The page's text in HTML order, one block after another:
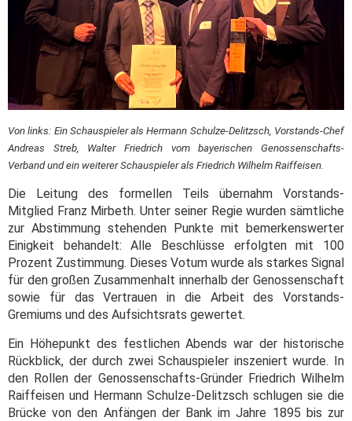
Von links: Ein Schauspieler als Hermann Schulze-Delitzsch, Vorstands-Chef
Andreas Streb, Walter Friedrich vom bayerischen Genossenschafts-
Verband und ein weiterer Schauspieler als Friedrich Wilhelm Raiffeisen.
Die Leitung des formellen Teils übernahm Vorstands-
Mitglied Franz Mirbeth. Unter seiner Regie wurden sämtliche
zur Abstimmung stehenden Punkte mit bemerkenswerter
Einigkeit behandelt: Alle Beschlüsse erfolgten mit 100
Prozent Zustimmung. Dieses Votum wurde als starkes Signal
für den großen Zusammenhalt innerhalb der Genossenschaft
sowie für das Vertrauen in die Arbeit des Vorstands-
Gremiums und des Aufsichtsrats gewertet.
Ein Höhepunkt des festlichen Abends war der historische
Rückblick, der durch zwei Schauspieler inszeniert wurde. In
den Rollen der Genossenschafts-Gründer Friedrich Wilhelm
Raiffeisen und Hermann Schulze-Delitzsch schlugen sie die
Brücke von den Anfängen der Bank im Jahre 1895 bis zur